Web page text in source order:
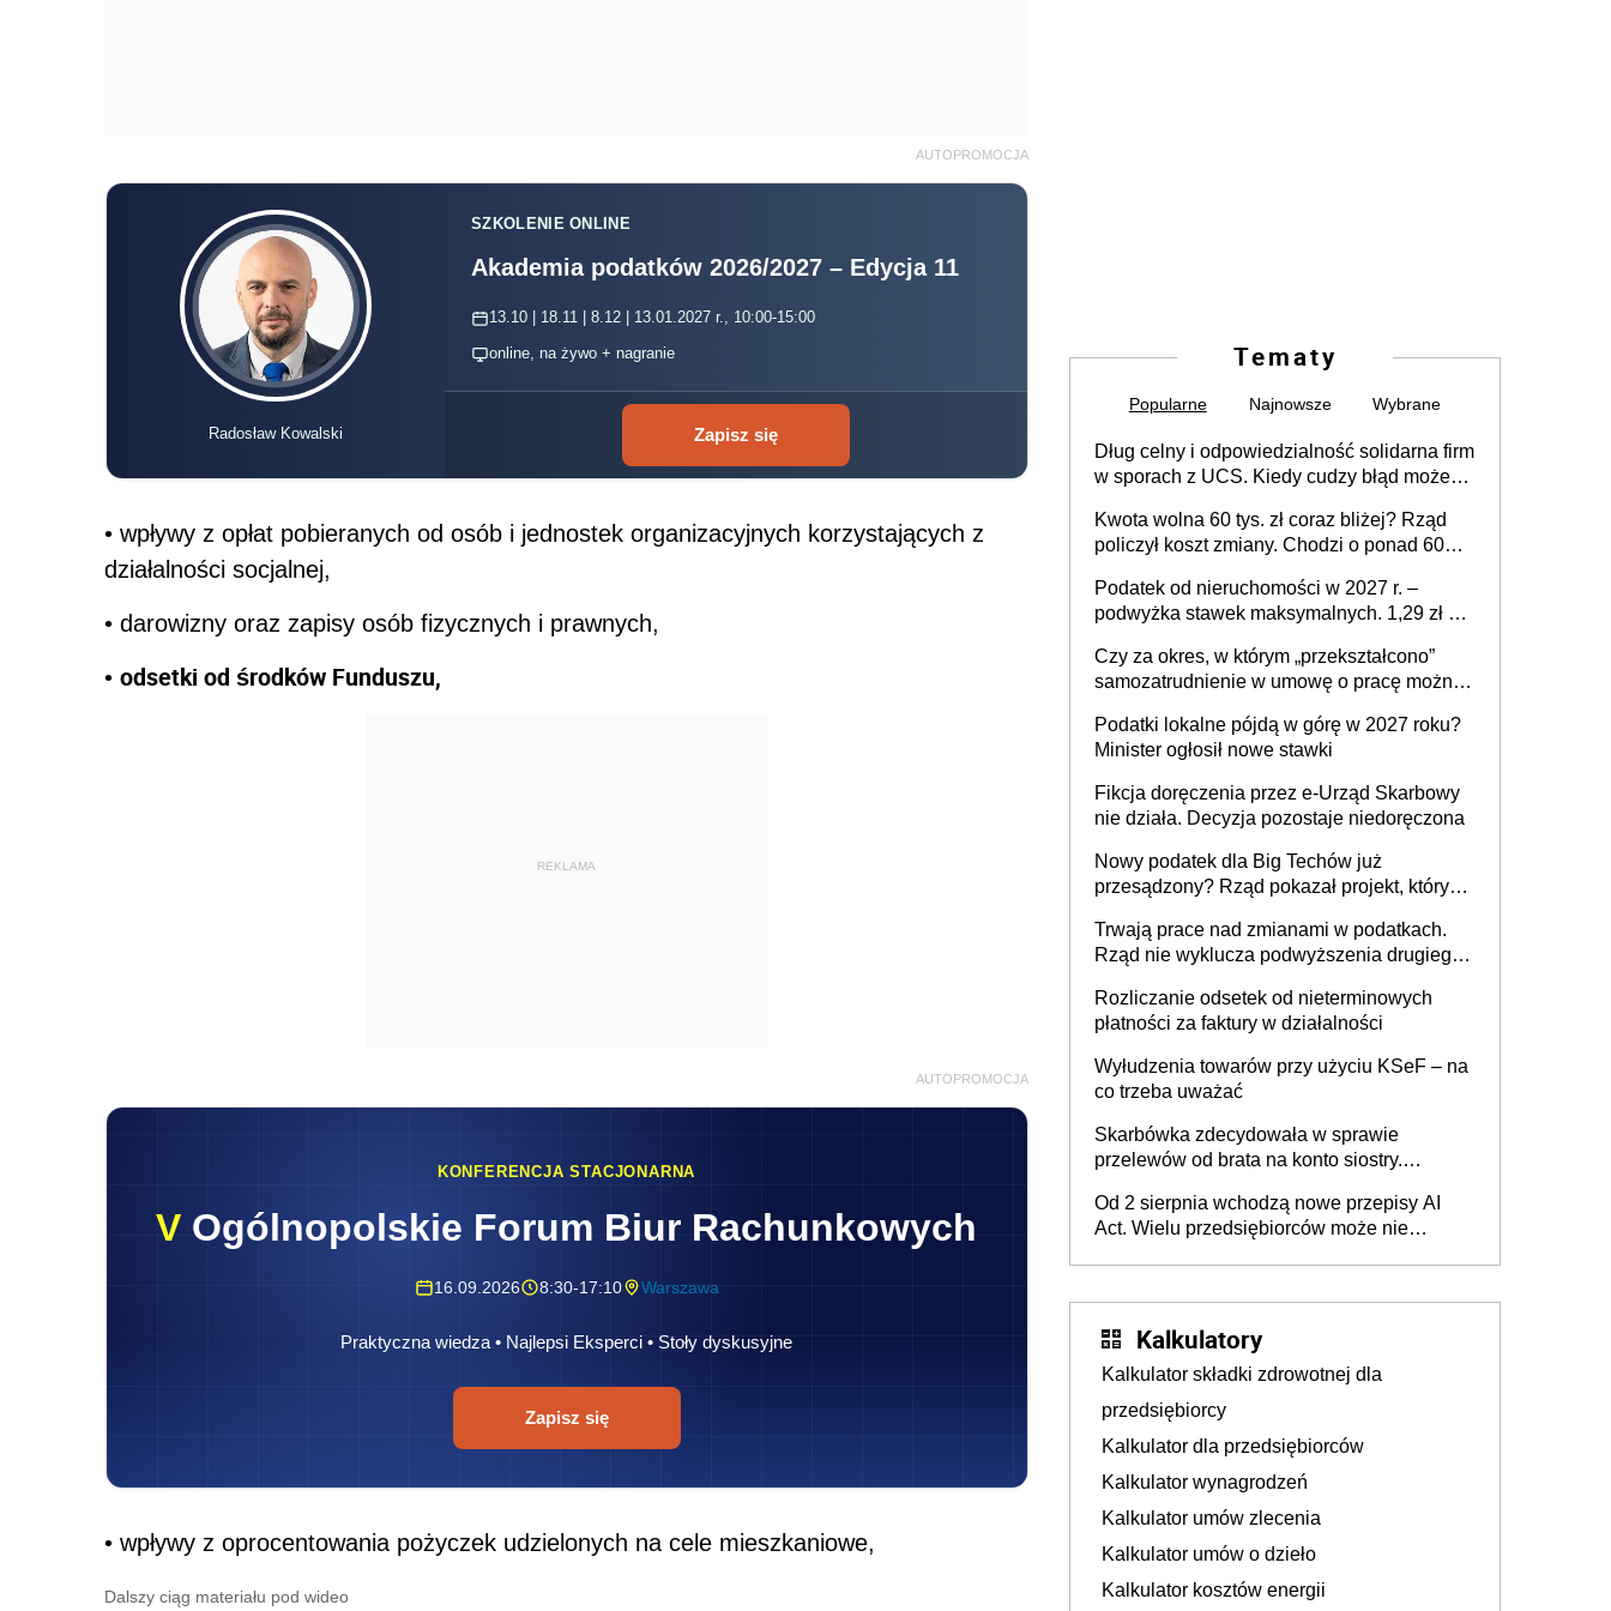
AUTOPROMOCJA
Radosław Kowalski
SZKOLENIE ONLINE
Akademia podatków 2026/2027 – Edycja 11
13.10 | 18.11 | 8.12 | 13.01.2027 r., 10:00-15:00
online, na żywo + nagranie
Zapisz się
• wpływy z opłat pobieranych od osób i jednostek organizacyjnych korzystających z
działalności socjalnej,
• darowizny oraz zapisy osób fizycznych i prawnych,
• odsetki od środków Funduszu,
REKLAMA
AUTOPROMOCJA
KONFERENCJA STACJONARNA
V Ogólnopolskie Forum Biur Rachunkowych
16.09.2026 8:30-17:10 Warszawa
Praktyczna wiedza • Najlepsi Eksperci • Stoły dyskusyjne
Zapisz się
• wpływy z oprocentowania pożyczek udzielonych na cele mieszkaniowe,
Dalszy ciąg materiału pod wideo
Tematy
Popularne Najnowsze Wybrane
Dług celny i odpowiedzialność solidarna firm
w sporach z UCS. Kiedy cudzy błąd może
Kwota wolna 60 tys. zł coraz bliżej? Rząd
policzył koszt zmiany. Chodzi o ponad 60
Podatek od nieruchomości w 2027 r. –
podwyżka stawek maksymalnych. 1,29 zł za
budynków i lokali związanych z
prowadzeniem działalności gospodarczej
Czy za okres, w którym „przekształcono”
samozatrudnienie w umowę o pracę można
umowy cywilnoprawnej jedynym
racjonalnym wyjściem
Podatki lokalne pójdą w górę w 2027 roku?
Minister ogłosił nowe stawki
Fikcja doręczenia przez e-Urząd Skarbowy
nie działa. Decyzja pozostaje niedoręczona
Nowy podatek dla Big Techów już
przesądzony? Rząd pokazał projekt, który
Trwają prace nad zmianami w podatkach.
Rząd nie wyklucza podwyższenia drugiego
Rozliczanie odsetek od nieterminowych
płatności za faktury w działalności
Wyłudzenia towarów przy użyciu KSeF – na
co trzeba uważać
Skarbówka zdecydowała w sprawie
przelewów od brata na konto siostry.
darowizna, ale podatku jednak nie będzie
Od 2 sierpnia wchodzą nowe przepisy AI
Act. Wielu przedsiębiorców może nie
Kalkulatory
Kalkulator składki zdrowotnej dla
przedsiębiorcy
Kalkulator dla przedsiębiorców
Kalkulator wynagrodzeń
Kalkulator umów zlecenia
Kalkulator umów o dzieło
Kalkulator kosztów energii